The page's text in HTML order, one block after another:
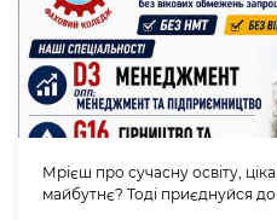
Мрієш про сучасну освіту,
майбутнє? Тоді приєднуйся до